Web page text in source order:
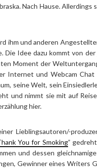
Nach Hause.
ihm und anderen
Die Idee dazu kommt von
Moment der
Internet und Webcam
seine Welt, sein
und nimmt sie mit auf
hier.
Lieblingsautoren/-
You for Smoking”
und dessen
Gewinner eines Writers